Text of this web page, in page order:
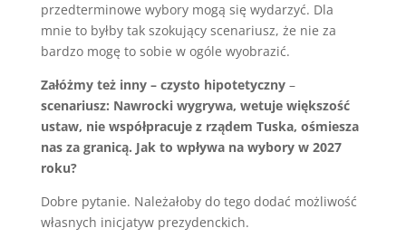
przedterminowe wybory mogą się wydarzyć. Dla
mnie to byłby tak szokujący scenariusz, że nie za
bardzo mogę to sobie w ogóle wyobrazić.
Załóżmy też inny – czysto hipotetyczny –
scenariusz: Nawrocki wygrywa, wetuje większość
ustaw, nie współpracuje z rządem Tuska, ośmiesza
nas za granicą. Jak to wpływa na wybory w 2027
roku?
Dobre pytanie. Należałoby do tego dodać możliwość
własnych inicjatyw prezydenckich.